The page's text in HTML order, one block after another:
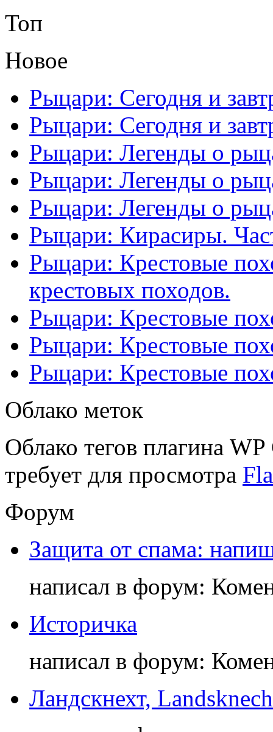
Топ
Новое
Рыцари: Сегодня и
Рыцари: Сегодня и
Рыцари: Легенды о
Рыцари: Легенды о
Рыцари: Легенды о
Рыцари: Кирасиры.
Рыцари: Крестовые
крестовых походов.
Рыцари: Крестовые
Рыцари: Крестовые
Рыцари: Крестовые
Облако меток
Облако тегов плагина
требует для просмотра
Форум
Защита от спама:
написал в форум:
Историчка
написал в форум:
Ландскнехт,